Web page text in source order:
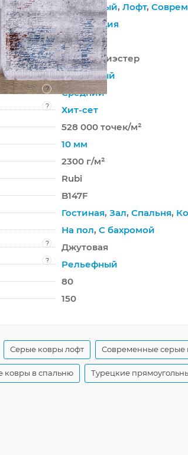
Винтажный, Лофт,
Абстракция
Турция
100% Полиэстер
Машинный
?
Средний
?
Хит-сет
528 000 точек/м²
10 мм
2300 г/м²
Rubi
B147F
Гостиная, Зал, Спальня,
На пол, С бахромой
?
Джутовая
?
Рельефный
80
150
Серые ковры лофт Современные серые
ковры в спальню Турецкие